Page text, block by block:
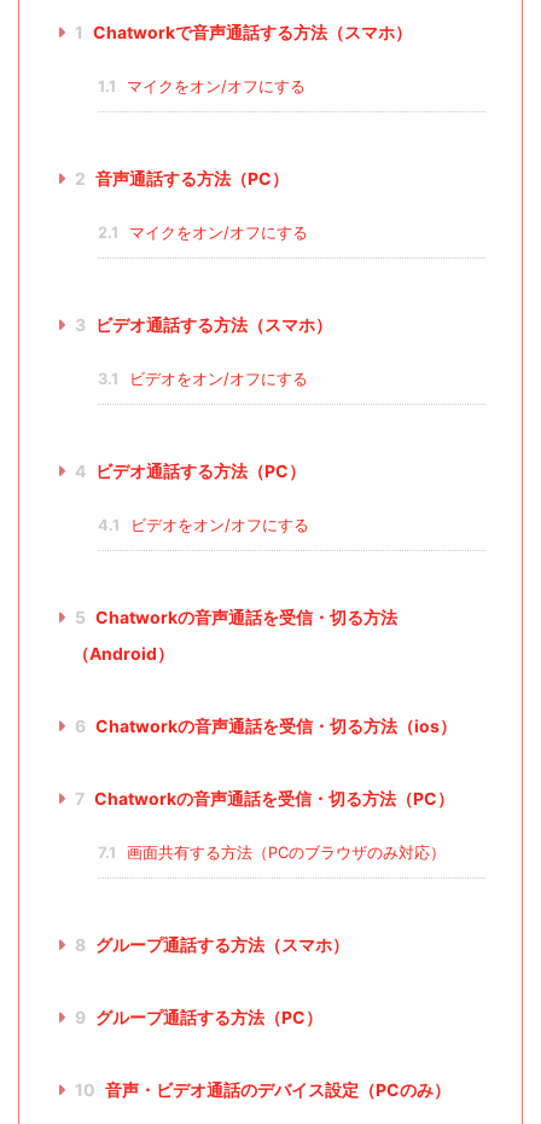
1 Chatworkで音声通話する方法（スマホ）
1.1 マイクをオン/オフにする
2 音声通話する方法（PC）
2.1 マイクをオン/オフにする
3 ビデオ通話する方法（スマホ）
3.1 ビデオをオン/オフにする
4 ビデオ通話する方法（PC）
4.1 ビデオをオン/オフにする
5 Chatworkの音声通話を受信・切る方法
（Android）
6 Chatworkの音声通話を受信・切る方法（ios）
7 Chatworkの音声通話を受信・切る方法（PC）
7.1 画面共有する方法（PCのブラウザのみ対応）
8 グループ通話する方法（スマホ）
9 グループ通話する方法（PC）
10 音声・ビデオ通話のデバイス設定（PCのみ）